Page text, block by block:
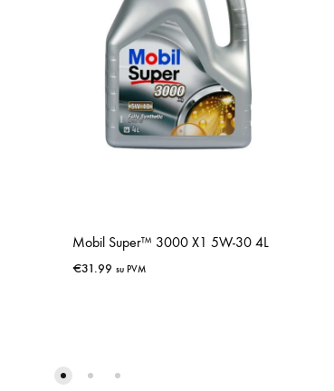
Mobil Super™ 3000 X1 5W-30 4L
€31.99 su PVM